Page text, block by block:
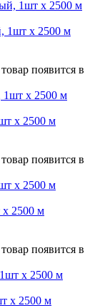
1шт х 2500 м
появится в
х 2500 м
появится в
2500 м
появится в
х 2500 м